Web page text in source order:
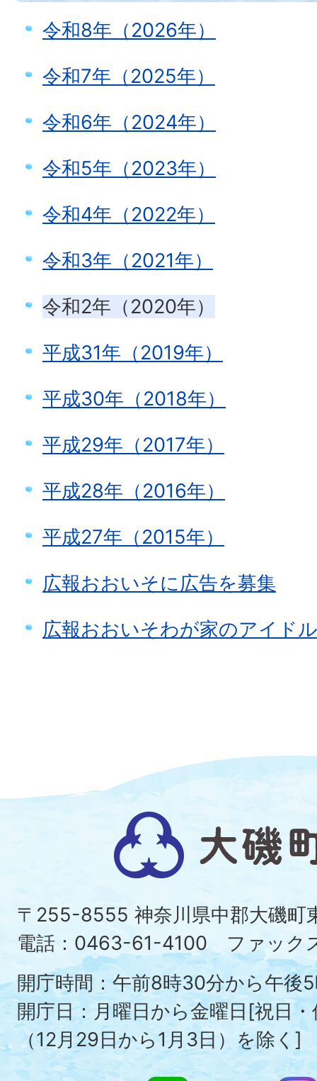
令和8年（2026年）
令和7年（2025年）
令和6年（2024年）
令和5年（2023年）
令和4年（2022年）
令和3年（2021年）
令和2年（2020年）
平成31年（2019年）
平成30年（2018年）
平成29年（2017年）
平成28年（2016年）
平成27年（2015年）
広報おおいそに広告を募集
広報おおいそわが家のアイド
大
磯
町
〒255-8555 神奈川県中郡大磯
電話：0463-61-4100 ファック
開庁時間：午前8時30分から午後
開庁日：月曜日から金曜日[祝日
（12月29日から1月3日）を除く]